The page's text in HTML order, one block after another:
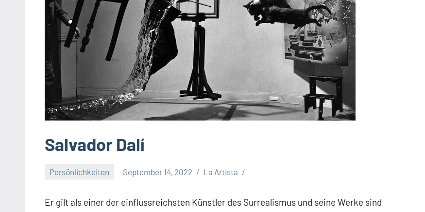
Salvador Dalí
Persönlichkeiten September 14, 2022 La Artista
Er gilt als einer der einflussreichsten Künstler des Surrealismus und seine Werke sind